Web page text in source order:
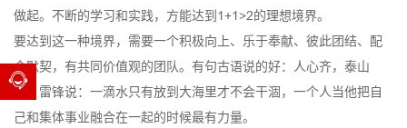
做起。不断的学习和实践，方能达到1+1>2的理想境界。
要达到这一种境界，需要一个积极向上、乐于奉献、彼此团结、配
合默契，有共同价值观的团队。有句古语说的好：人心齐，泰山
移。雷锋说：一滴水只有放到大海里才不会干涸，一个人当他把自
己和集体事业融合在一起的时候最有力量。